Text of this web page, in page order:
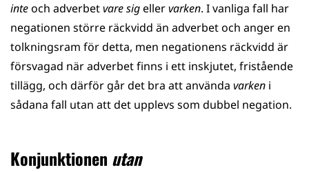
inteoch adverbetvare sigellervarken. I vanliga fall har
negationen större räckvidd än adverbet och anger en
tolkningsram för detta, men negationens räckvidd är
försvagad när adverbet finns i ett inskjutet, fristående
tillägg, och därför går det bra att använda varken i
sådana fall utan att det upplevs som dubbel negation.
Konjunktionen utan